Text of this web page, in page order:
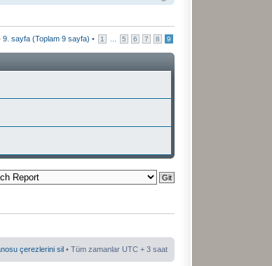
9 . sayfa (Toplam 9 sayfa) • 1 5 6 7 8 9
çerezlerini sil • Tüm zamanlar UTC + 3 saat